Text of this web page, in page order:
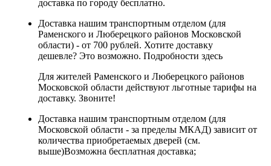
доставка по городу бесплатно.
Доставка нашим транспортным отделом (для
Раменского и Люберецкого районов Московской
области) - от 700 рублей. Хотите доставку
дешевле? Это возможно. Подробности здесь
Для жителей Раменского и Люберецкого районов
Московской области действуют льготные тарифы на
доставку. Звоните!
Доставка нашим транспортным отделом (для
Московской области - за пределы МКАД) зависит от
количества приобретаемых дверей (см.
выше)Возможна бесплатная доставка;